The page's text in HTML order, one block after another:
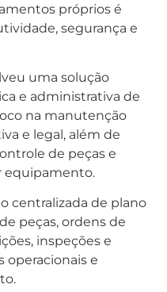
próprios é
segurança e
uma solução
e administrativa de
na manutenção
e legal, além de
de peças e
equipamento.
centralizada de plano
peças, ordens de
inspeções e
operacionais e